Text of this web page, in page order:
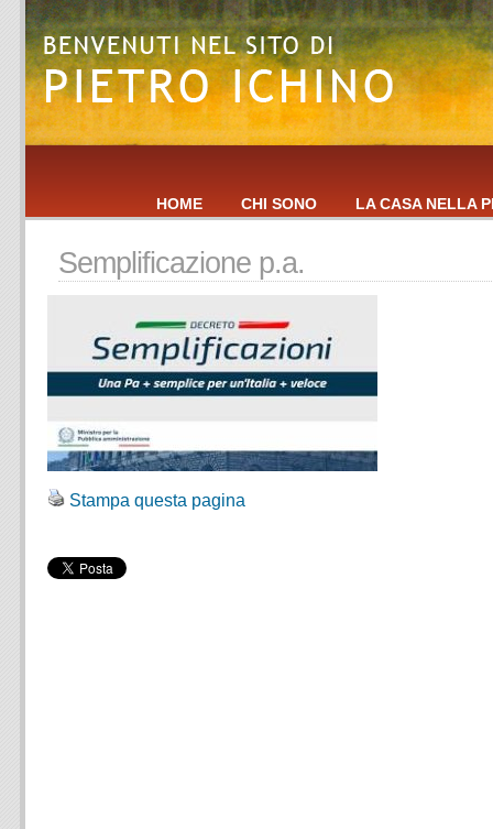
HOME CHI SONO LA CASA NELLA
Semplificazione p.a.
Stampa questa pagina